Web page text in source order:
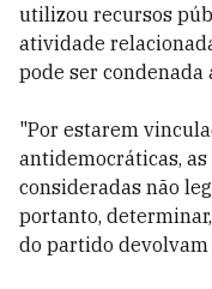
utilizou recursos
atividade
pode ser condenada
"Por estarem
antidemocráticas,
consideradas não
portanto,
do partido devolvam